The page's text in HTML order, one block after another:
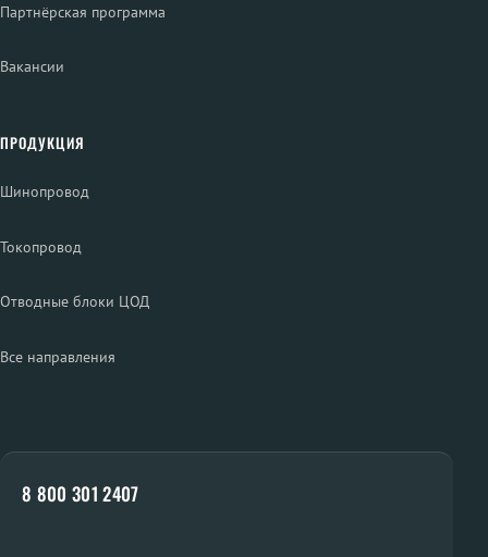
Партнёрская программа
Вакансии
ПРОДУКЦИЯ
Шинопровод
Токопровод
Отводные блоки ЦОД
Все направления
8 800 301 2407